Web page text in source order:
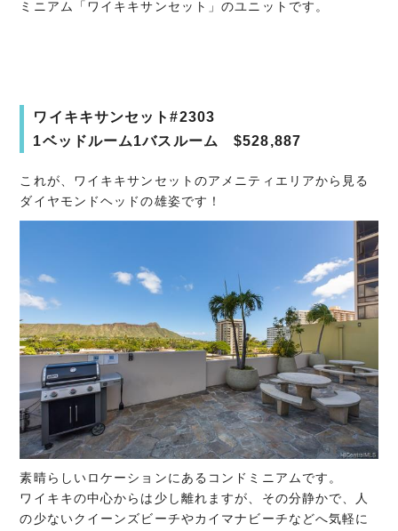
ミニアム「ワイキキサンセット」のユニットです。
ワイキキサンセット#2303
1ベッドルーム1バスルーム $528,887
これが、ワイキキサンセットのアメニティエリアから見る
ダイヤモンドヘッドの雄姿です！
素晴らしいロケーションにあるコンドミニアムです。
ワイキキの中心からは少し離れますが、その分静かで、人
の少ないクイーンズビーチやカイマナビーチなどへ気軽に